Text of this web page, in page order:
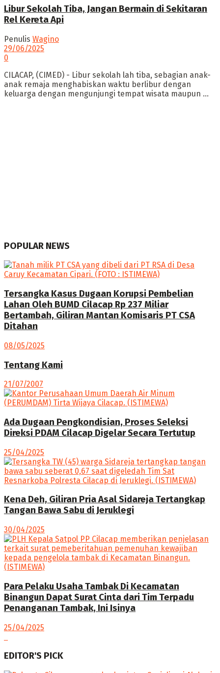
Libur Sekolah Tiba, Jangan Bermain di Sekitaran
Rel Kereta Api
Penulis Wagino
29/06/2025
0
CILACAP, (CIMED) - Libur sekolah lah tiba, sebagian anak-
anak remaja menghabiskan waktu berlibur dengan
keluarga dengan mengunjungi tempat wisata maupun ...
POPULAR NEWS
Tersangka Kasus Dugaan Korupsi Pembelian
Lahan Oleh BUMD Cilacap Rp 237 Miliar
Bertambah, Giliran Mantan Komisaris PT CSA
Ditahan
08/05/2025
Tentang Kami
21/07/2007
Ada Dugaan Pengkondisian, Proses Seleksi
Direksi PDAM Cilacap Digelar Secara Tertutup
25/04/2025
Kena Deh, Giliran Pria Asal Sidareja Tertangkap
Tangan Bawa Sabu di Jeruklegi
30/04/2025
Para Pelaku Usaha Tambak Di Kecamatan
Binangun Dapat Surat Cinta dari Tim Terpadu
Penanganan Tambak, Ini Isinya
25/04/2025
EDITOR'S PICK